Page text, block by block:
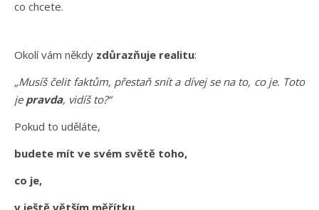
co chcete.
Okolí vám někdy zdůrazňuje realitu:
„Musíš čelit faktům, přestaň snít a dívej se na to, co je. Toto
je pravda, vidíš to?“
Pokud to uděláte,
budete mít ve svém světě toho,
co je,